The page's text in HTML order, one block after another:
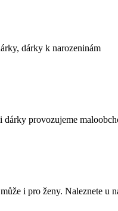
dárky k narozeninám
dárky provozujeme
i pro ženy. Naleznete u